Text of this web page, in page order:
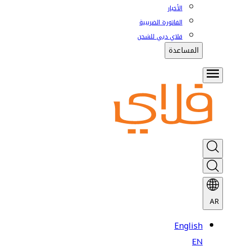
الأخبار
الفاتورة الضريبية
فلاي دبي للشحن
المساعدة
AR
English
EN